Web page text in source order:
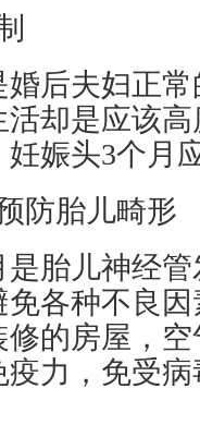
后夫妇正常
却是应该
娠头3个月
胎儿畸形
胎儿神经管
各种不良
的房屋，
力，免受